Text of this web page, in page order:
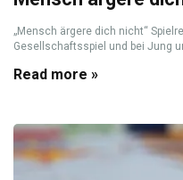
„Mensch ärgere dich nicht“
Gesellschaftsspiel und bei Jung
Read more »